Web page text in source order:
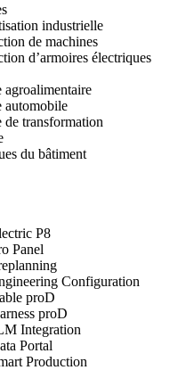
industrielle
de machines
d’armoires électriques
agroalimentaire
automobile
de transformation
du bâtiment
P8
Panel
Configuration
proD
proD
Integration
Portal
Production